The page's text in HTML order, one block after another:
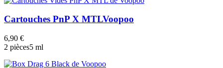
Cartouches PnP X MTLVoopoo
6,90 €
2 pièces5 ml